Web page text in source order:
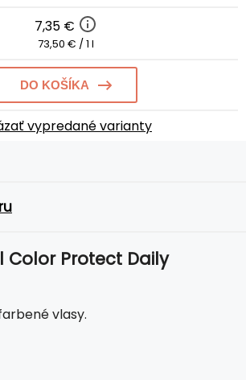
7,35 €
73,50 € / 1 l
DO KOŠÍKA
vypredané varianty
Color Protect Daily
vlasy.